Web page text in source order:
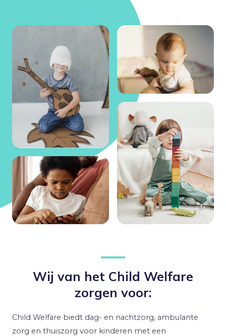
Wij van het Child Welfare
zorgen voor:
Child Welfare biedt dag- en nachtzorg, ambulante
zorg en thuiszorg voor kinderen met een